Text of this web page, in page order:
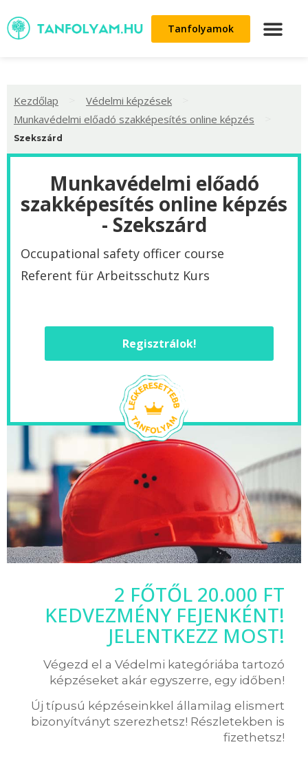
Tanfolyamok
Kezdőlap Védelmi képzések
Munkavédelmi előadó szakképesítés online képzés
Szekszárd
Munkavédelmi előadó
szakképesítés online képzés
- Szekszárd
Occupational safety officer course
Referent für Arbeitsschutz Kurs
Regisztrálok!
2 FŐTŐL 20.000 FT
KEDVEZMÉNY FEJENKÉNT!
JELENTKEZZ MOST!
Végezd el a Védelmi kategóriába tartozó
képzéseket akár egyszerre, egy időben!
Új típusú képzéseinkkel államilag elismert
bizonyítványt szerezhetsz! Részletekben is
fizethetsz!